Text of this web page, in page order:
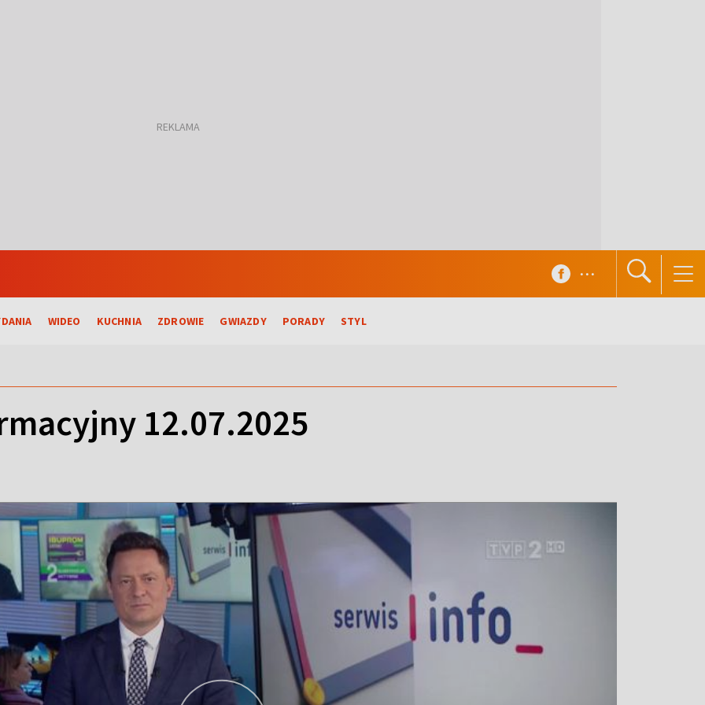
WIDEO KUCHNIA ZDROWIE GWIAZDY PORADY STYL
...
12.07.2025